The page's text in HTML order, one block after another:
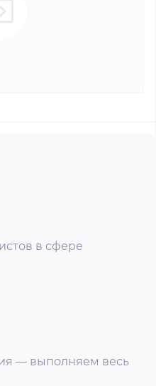
в сфере
— выполняем весь